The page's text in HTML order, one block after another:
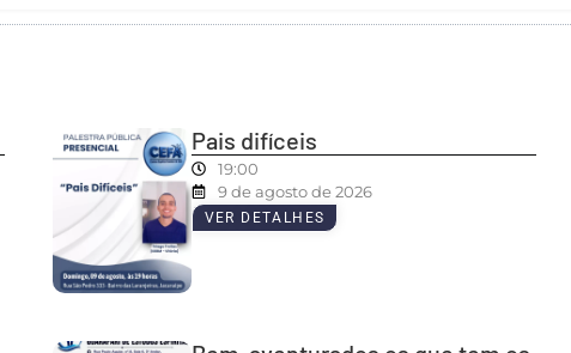
Pais difíceis
19:00
9 de agosto de 2026
VER DETALHES